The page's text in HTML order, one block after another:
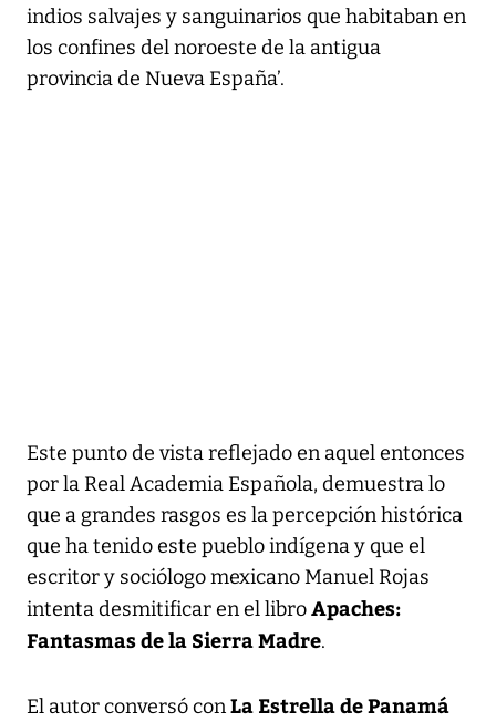
indios salvajes y sanguinarios que habitaban en
los confines del noroeste de la antigua
provincia de Nueva España’.
Este punto de vista reflejado en aquel entonces
por la Real Academia Española, demuestra lo
que a grandes rasgos es la percepción histórica
que ha tenido este pueblo indígena y que el
escritor y sociólogo mexicano Manuel Rojas
intenta desmitificar en el libroApaches:
Fantasmas de la Sierra Madre.
El autor conversó conLa Estrella de Panamá